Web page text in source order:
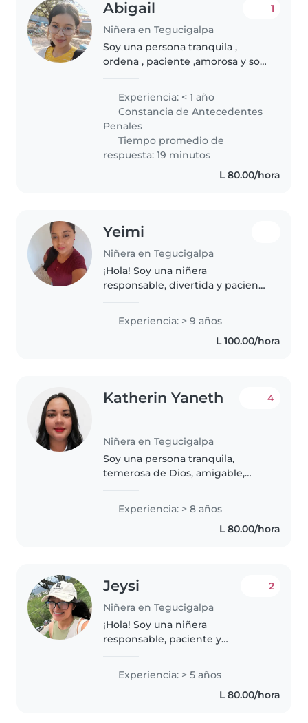
Abigail
Niñera en Tegucigalpa
1
Soy una persona tranquila ,
ordena , paciente ,amorosa y soy
Experiencia: < 1 año
Constancia de Antecedentes
Penales
Tiempo promedio de
respuesta: 19 minutos
L 80.00/hora
Yeimi
Niñera en Tegucigalpa
¡Hola! Soy una niñera
responsable, divertida y paciente
cuidando niños de todas las
edades. Me encanta dibujar, leer
cuentos, hacer manualidades,
Experiencia: > 9 años
L 100.00/hora
Katherin Yaneth
Niñera en Tegucigalpa
4
Soy una persona tranquila,
temerosa de Dios, amigable,
tengo 1 hermano el cual cuide
desde los 6 meses, cumplió 18
años y super que lo eduque bien,
Experiencia: > 8 años
L 80.00/hora
Jeysi
Niñera en Tegucigalpa
2
¡Hola! Soy una niñera
responsable, paciente y
todas las edades. Me encanta
Experiencia: > 5 años
L 80.00/hora